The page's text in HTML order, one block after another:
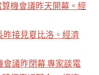
算機會議昨天開幕。經
昨接見夏比洛。經濟
會議昨閉幕 專家談電